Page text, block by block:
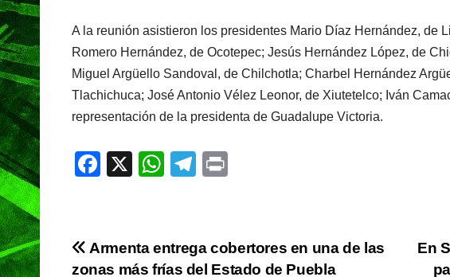
A la reunión asistieron los presidentes Mario Díaz Hernández, de
Romero Hernández, de Ocotepec; Jesús Hernández López, de
Miguel Argüello Sandoval, de Chilchotla; Charbel Hernández
Tlachichuca; José Antonio Vélez Leonor, de Xiutetelco; Iván
representación de la presidenta de Guadalupe Victoria.
F
e
b
X
W
s
A
T
gr
a
Navegación
En
Armenta entrega cobertores en una de las
zonas más frías del Estado de Puebla